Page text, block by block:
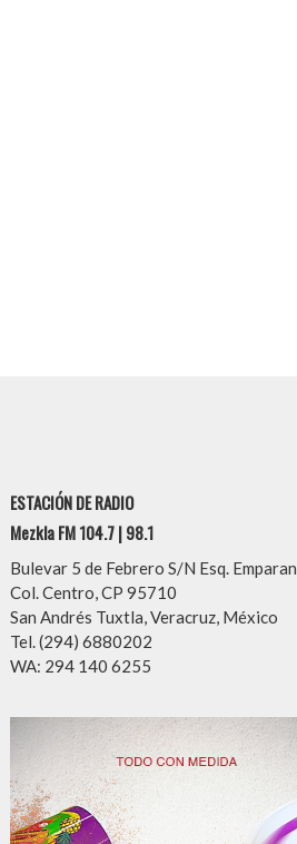
ESTACIÓN DE RADIO
Mezkla FM 104.7 | 98.1
Bulevar 5 de Febrero S/N Esq. Emparan
Col. Centro, CP 95710
San Andrés Tuxtla, Veracruz, México
Tel. (294) 6880202
WA: 294 140 6255